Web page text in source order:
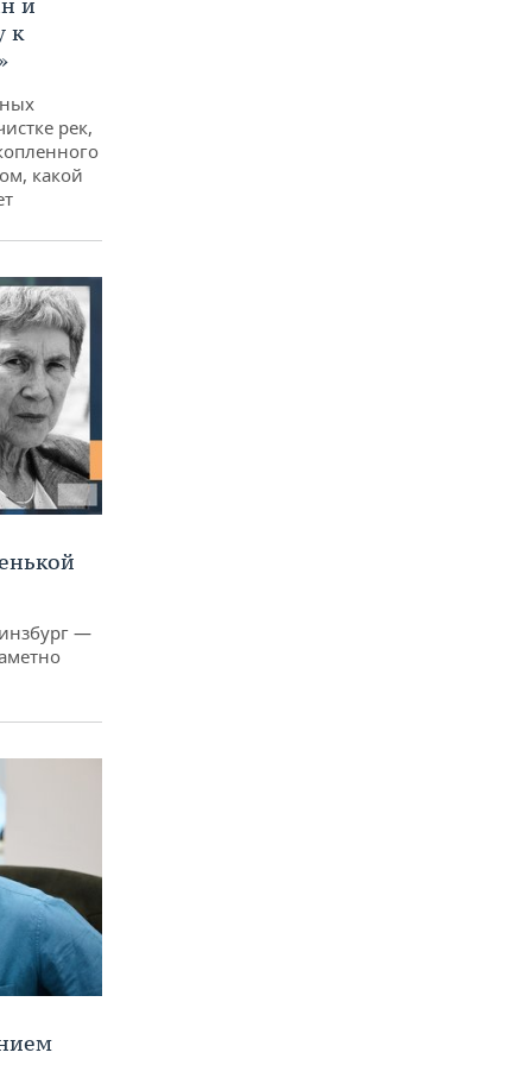
и
к
рек,
какой
—